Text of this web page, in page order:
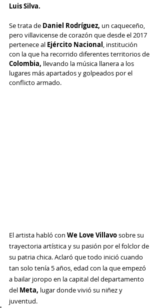
Luis Silva.
Se trata de Daniel Rodríguez, un caqueceño,
pero villavicense de corazón que desde el 2017
pertenece al Ejército Nacional, institución
con la que ha recorrido diferentes territorios de
Colombia, llevando la música llanera a los
lugares más apartados y golpeados por el
conflicto armado.
El artista habló con We Love Villavo sobre su
trayectoria artística y su pasión por el folclor de
su patria chica. Aclaró que todo inició cuando
tan solo tenía 5 años, edad con la que empezó
a bailar joropo en la capital del departamento
del Meta, lugar donde vivió su niñez y
juventud.